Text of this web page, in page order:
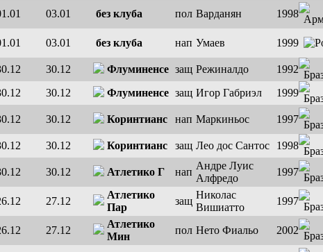
03.01 без клуба пол Варданян 1998
03.01 без клуба нап Умаев 1999
30.12 Флуминенсе защ Режиналдо 1992
30.12 Флуминенсе защ Игор Габриэл 1999
30.12 Коринтианс нап Маркиньос 1997
30.12 Коринтианс защ Лео дос Сантос 1998
30.12 Атлетико Г нап
Андре Луис
Алфредо
1997
27.12
Атлетико
Пар
защ
Николас
Вишиатто
1997
27.12
Атлетико
Мин
пол Нето Фиальо 2002